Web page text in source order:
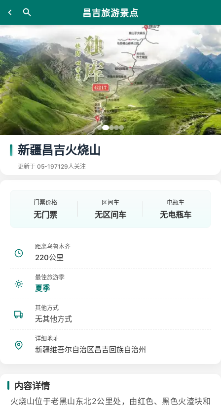
昌吉旅游景点
新疆昌吉火烧山
更新于 05-197129人关注
门票价格
无门票
区间车
无区间车
电瓶车
无电瓶车
距离乌鲁木齐
220公里
最佳旅游季
夏季
其他方式
无其他方式
详细地址
新疆维吾尔自治区昌吉回族自治州
内容详情
火烧山位于老黑山东北2公里处，由红色、黑色火渣块和